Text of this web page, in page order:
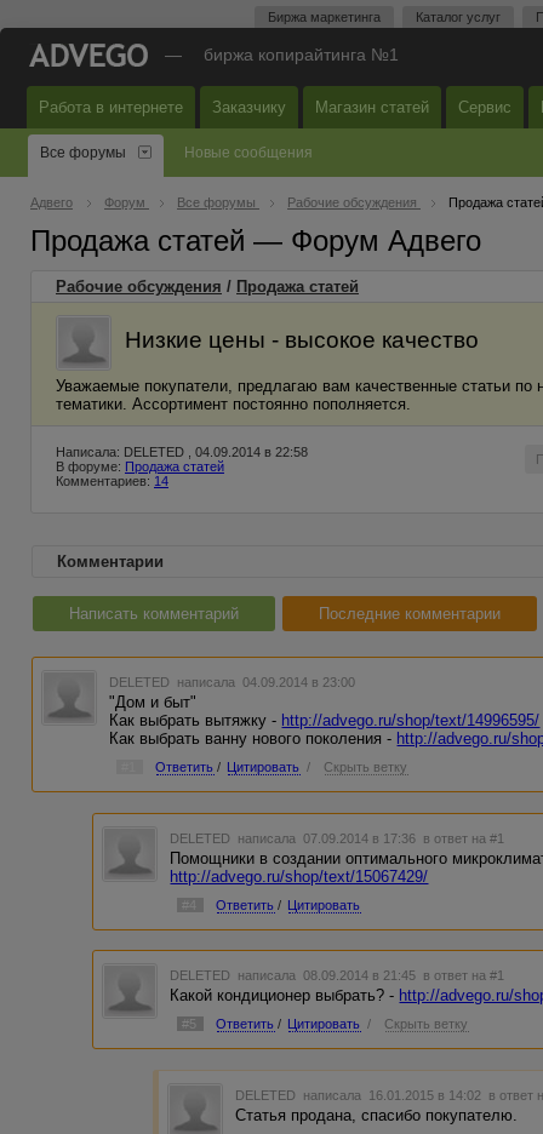
Биржа маркетинга Каталог услуг
— биржа копирайтинга №1
Работа в интернете Заказчику Магазин статей Сервис
Все форумы Новые сообщения
Адвего Форум Все форумы Рабочие обсуждения Продажа
Продажа статей — Форум Адвего
Рабочие обсуждения / Продажа статей
Низкие цены - высокое качество
Уважаемые покупатели, предлагаю вам качественные статьи
тематики. Ассортимент постоянно пополняется.
Написала: DELETED , 04.09.2014 в 22:58
В форуме: Продажа статей
Комментариев: 14
Комментарии
Написать комментарий Последние комментарии
DELETED написала 04.09.2014 в 23:00
"Дом и быт"
Как выбрать вытяжку - http://advego.ru/shop/text/14996595/
Как выбрать ванну нового поколения - http://advego.ru/
Ответить / Цитировать / Скрыть ветку
DELETED написала 07.09.2014 в 17:36 в ответ на #1
Помощники в создании оптимального
http://advego.ru/shop/text/15067429/
#4 Ответить / Цитировать
DELETED написала 08.09.2014 в 21:45 в ответ на #1
Какой кондиционер выбрать? - http://advego.ru/
#5 Ответить / Цитировать / Скрыть ветку
DELETED написала 16.01.2015 в 14:02 в ответ
Статья продана, спасибо покупателю.